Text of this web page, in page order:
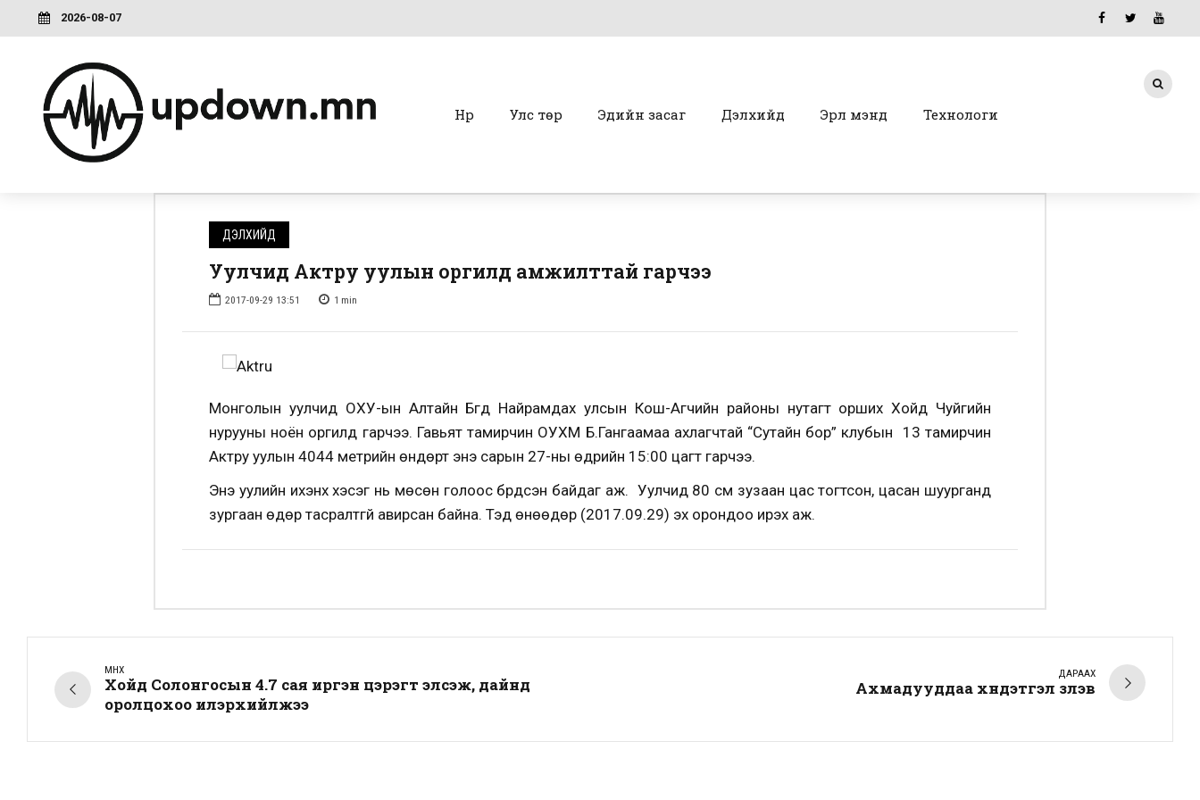
2026-08-07
Нүүр Улс төр Эдийн засаг Дэлхийд Эрүүл мэнд Технологи
ДЭЛХИЙД
Уулчид Актру уулын оргилд амжилттай гарчээ
2017-09-29 13:51 1 min
Монголын уулчид ОХУ-ын Алтайн Бүгд Найрамдах улсын Кош-Агчийн районы нутагт орших Хойд Чуйгийн
нурууны ноён оргилд гарчээ. Гавьят тамирчин ОУХМ Б.Гангаамаа ахлагчтай “Сутайн бор” клубын 13 тамирчин
Актру уулын 4044 метрийн өндөрт энэ сарын 27-ны өдрийн 15:00 цагт гарчээ.
Энэ уулийн ихэнх хэсэг нь мөсөн голоос бүрдсэн байдаг аж. Уулчид 80 см зузаан цас тогтсон, цасан шуурганд
зургаан өдөр тасралтгүй авирсан байна. Тэд өнөөдөр (2017.09.29) эх орондоо ирэх аж.
ӨМНӨХ
Хойд Солонгосын 4.7 сая иргэн цэрэгт элсэж, дайнд
оролцохоо илэрхийлжээ
ДАРААХ
Ахмадууддаа хүндэтгэл үзүүлэв